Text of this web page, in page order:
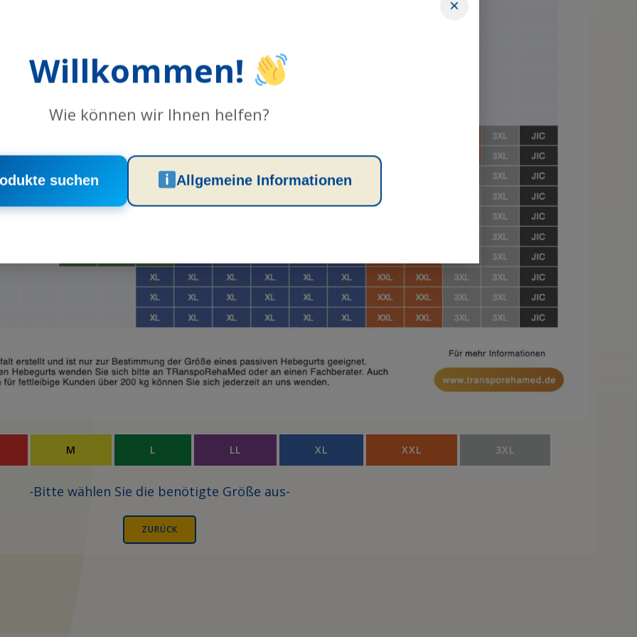
M L LL XL XXL 3XL
-Bitte wählen Sie die benötigte Größe aus-
ZURÜCK
×
Willkommen!
Wie können wir Ihnen helfen?
suchen Allgemeine Informationen